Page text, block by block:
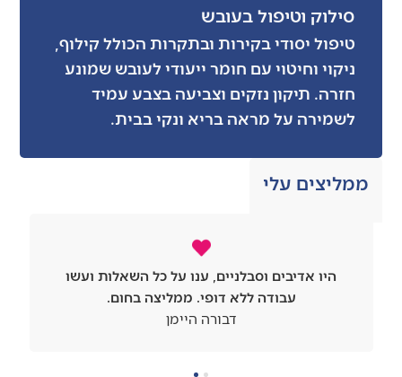
סילוק וטיפול בעובש
טיפול יסודי בקירות ובתקרות הכולל קילוף,
ניקוי וחיטוי עם חומר ייעודי לעובש שמונע
חזרה. תיקון נזקים וצביעה בצבע עמיד
לשמירה על מראה בריא ונקי בבית.
ממליצים עלי
היו אדיבים וסבלניים, ענו על כל השאלות ועשו
עבודה ללא דופי. ממליצה בחום.
דבורה היימן